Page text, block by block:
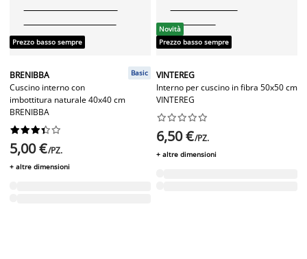
Prezzo basso sempre
BRENIBBA
Cuscino interno con
imbottitura naturale 40x40 cm
BRENIBBA
Basic






5,00 €/PZ.
+ altre dimensioni
Novità
Prezzo basso sempre
VINTEREG
Interno per cuscino in fibra 50x50 cm
VINTEREG






6,50 €/PZ.
+ altre dimensioni